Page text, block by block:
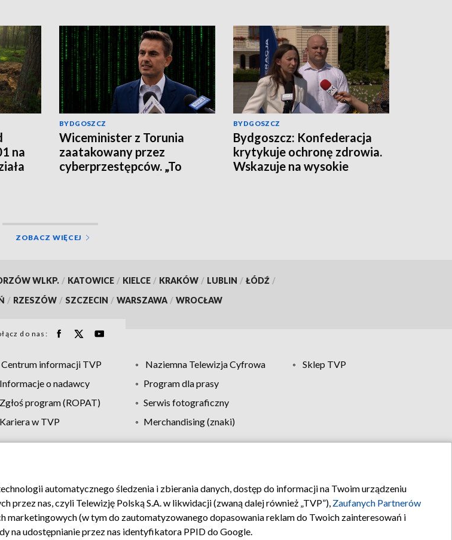
na
BYDGOSZCZ
Wiceminister z Torunia
zaatakowany przez
cyberprzestępców. „To
BYDGOSZCZ
Bydgoszcz: Konfederacja
krytykuje ochronę zdrowia.
Wskazuje na wysokie
ZOBACZ WIĘCEJ
WLKP. / KATOWICE / KIELCE / KRAKÓW / LUBLIN / ŁÓDŹ /
/ RZESZÓW / SZCZECIN / WARSZAWA / WROCŁAW
do nas:
Centrum informacji TVP Naziemna Telewizja Cyfrowa
Sklep TVP
Informacje o nadawcy
Program dla prasy
Zgłoś program (ROPAT)
Serwis fotograficzny
Kariera w TVP
Merchandising (znaki)
Moje zgody Pomoc Biuro reklamy Kontakt
automatycznego śledzenia i zbierania danych, dostęp do informacji na Twoim urządzeniu
nas, czyli Telewizję Polską S.A. w likwidacji (zwaną dalej również „TVP”), Zaufanych Partnerów
marketingowych (w tym do zautomatyzowanego dopasowania reklam do Twoich zainteresowań i
na udostępnianie przez nas identyfikatora PPID do Google.